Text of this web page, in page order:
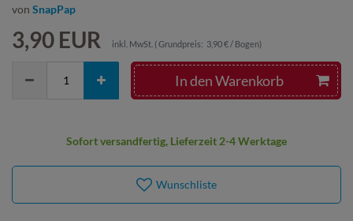
von SnapPap
3,90 EUR inkl. MwSt. (Grundpreis: 3,90 € / Bogen)
In den Warenkorb
Sofort versandfertig, Lieferzeit 2-4 Werktage
Wunschliste